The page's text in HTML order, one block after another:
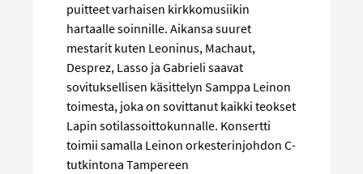
puitteet varhaisen kirkkomusiikin
hartaalle soinnille. Aikansa suuret
mestarit kuten Leoninus, Machaut,
Desprez, Lasso ja Gabrieli saavat
sovituksellisen käsittelyn Samppa Leinon
toimesta, joka on sovittanut kaikki teokset
Lapin sotilassoittokunnalle. Konsertti
toimii samalla Leinon orkesterinjohdon C-
tutkintona Tampereen